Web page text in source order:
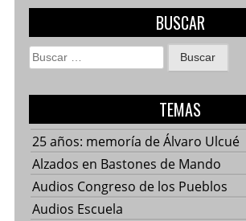
BUSCAR
Buscar:
TEMAS
25 años: memoría de Álvaro Ulcué
Alzados en Bastones de Mando
Audios Congreso de los Pueblos
Audios Escuela